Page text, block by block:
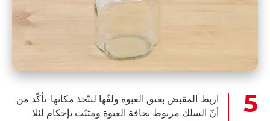
اربط المقبض بعنق العبوة ولفّها لتتّخذ مكانها. تأكّد من
أنّ السلك مربوط بحافة العبوة ومثبّت بإحكام لئلا